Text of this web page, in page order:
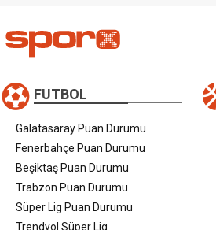
FUTBOL
Galatasaray Puan Durumu
Fenerbahçe Puan Durumu
Beşiktaş Puan Durumu
Trabzon Puan Durumu
Süper Lig Puan Durumu
Trendyol Süper Lig